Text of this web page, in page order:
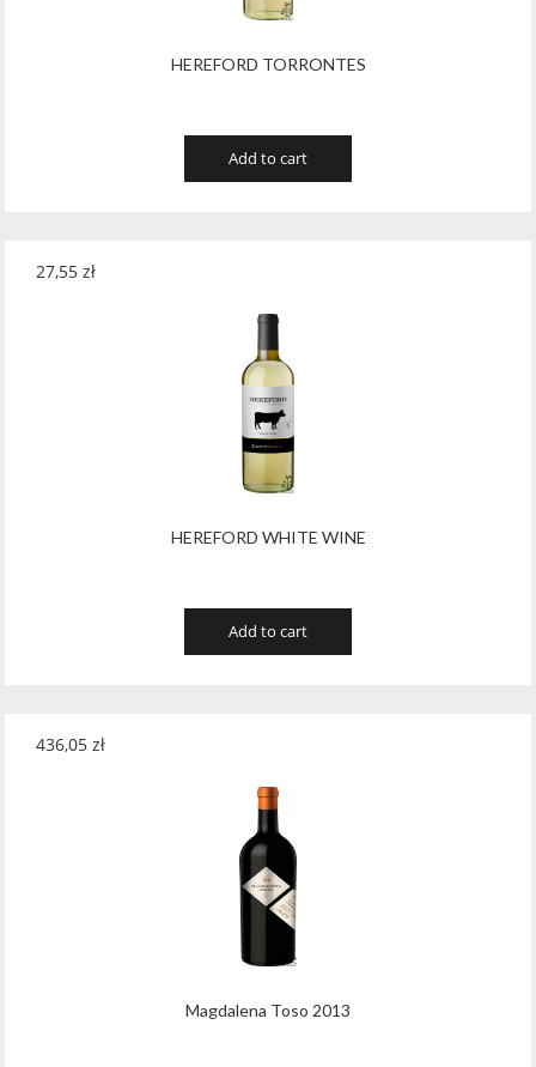
HEREFORD TORRONTES
Add to cart
HEREFORD WHITE WINE
27,55 zł
Add to cart
Magdalena Toso 2013
436,05 zł